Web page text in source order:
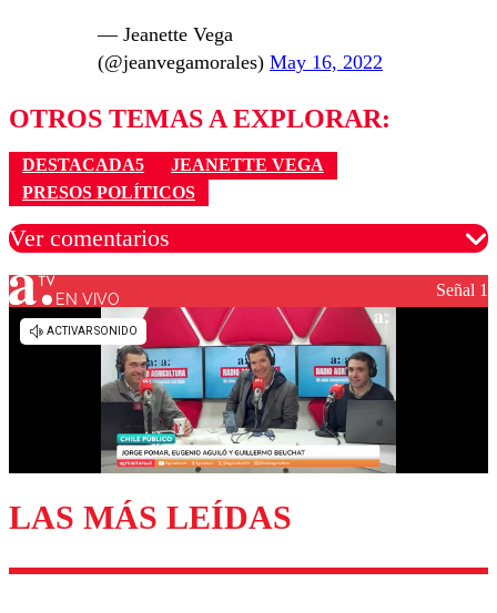
— Jeanette Vega
(@jeanvegamorales) May 16, 2022
OTROS TEMAS A EXPLORAR:
DESTACADA5
JEANETTE VEGA
PRESOS POLÍTICOS
Ver comentarios
Los comentarios son moderados para garantizar un
diálogo respetuoso.
Enviar comentario
EN VIVO Señal 1
LAS MÁS LEÍDAS